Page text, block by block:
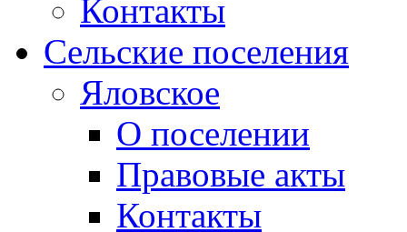
Контакты
Сельские поселения
Яловское
О поселении
Правовые акты
Контакты